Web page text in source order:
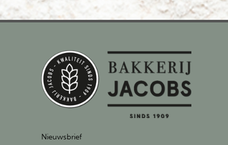
Nieuwsbrief